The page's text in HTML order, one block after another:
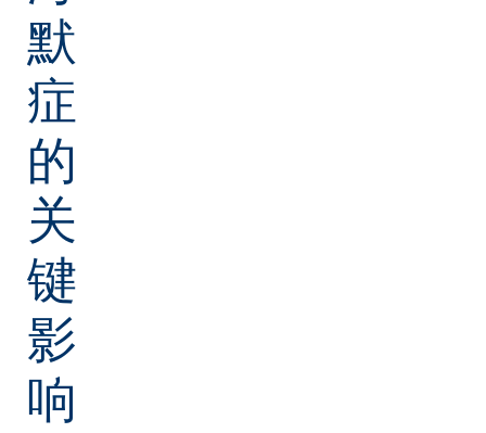
默
症
的
关
键
影
响